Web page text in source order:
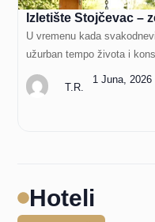
Izletište Stojčevac –
U vremenu kada
užurban tempo života i
T.R.
1 Juna, 2026
Hoteli